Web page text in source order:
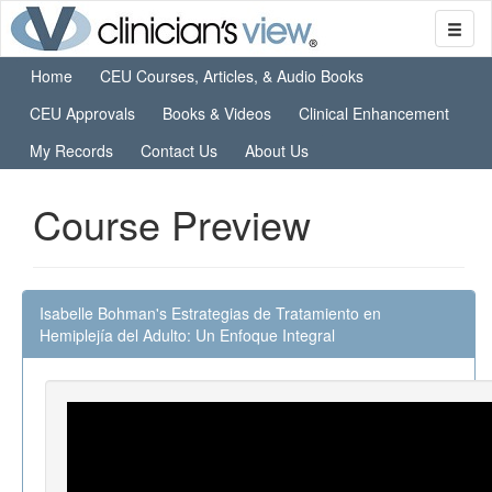
Home
CEU Courses, Articles, & Audio Books
CEU Approvals
Books & Videos
Clinical Enhancement
My Records
Contact Us About Us
Course Preview
Isabelle Bohman's Estrategias de Tratamiento en
Hemiplejía del Adulto: Un Enfoque Integral